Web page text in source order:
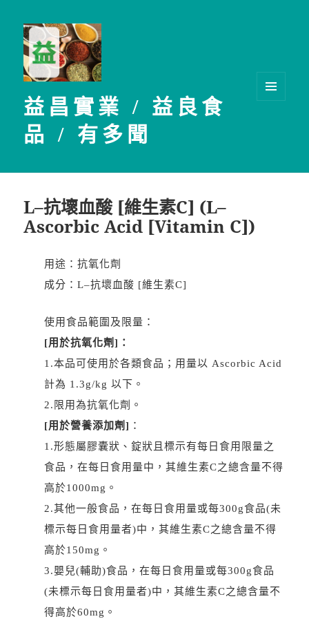
益昌實業 / 益良食
品 / 有多聞
L–抗壞血酸 [維生素C] (L–
Ascorbic Acid [Vitamin C])
用途：抗氧化劑
成分：L–抗壞血酸 [維生素C]
使用食品範圍及限量：
[用於抗氧化劑]：
1.本品可使用於各類食品；用量以 Ascorbic Acid
計為 1.3g/kg 以下。
2.限用為抗氧化劑。
[用於營養添加劑] ：
1.形態屬膠囊狀、錠狀且標示有每日食用限量之
食品，在每日食用量中，其維生素C之總含量不得
高於1000mg。
2.其他一般食品，在每日食用量或每300g食品(未
標示每日食用量者)中，其維生素C之總含量不得
高於150mg。
3.嬰兒(輔助)食品，在每日食用量或每300g食品
(未標示每日食用量者)中，其維生素C之總含量不
得高於60mg。